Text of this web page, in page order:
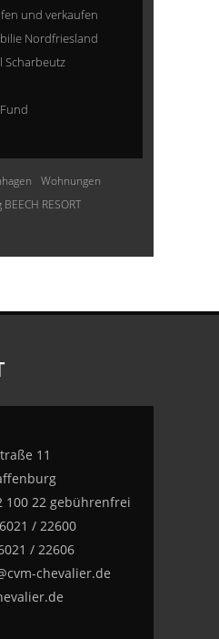
und verkaufen
Nordfriesland
Scharbeutz
Wohnungen
RESORT
11
100 22 gebührenfrei
/ 22600
/ 22606
chevalier.de